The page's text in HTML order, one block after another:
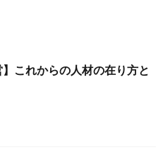
】これからの人材の在り方と